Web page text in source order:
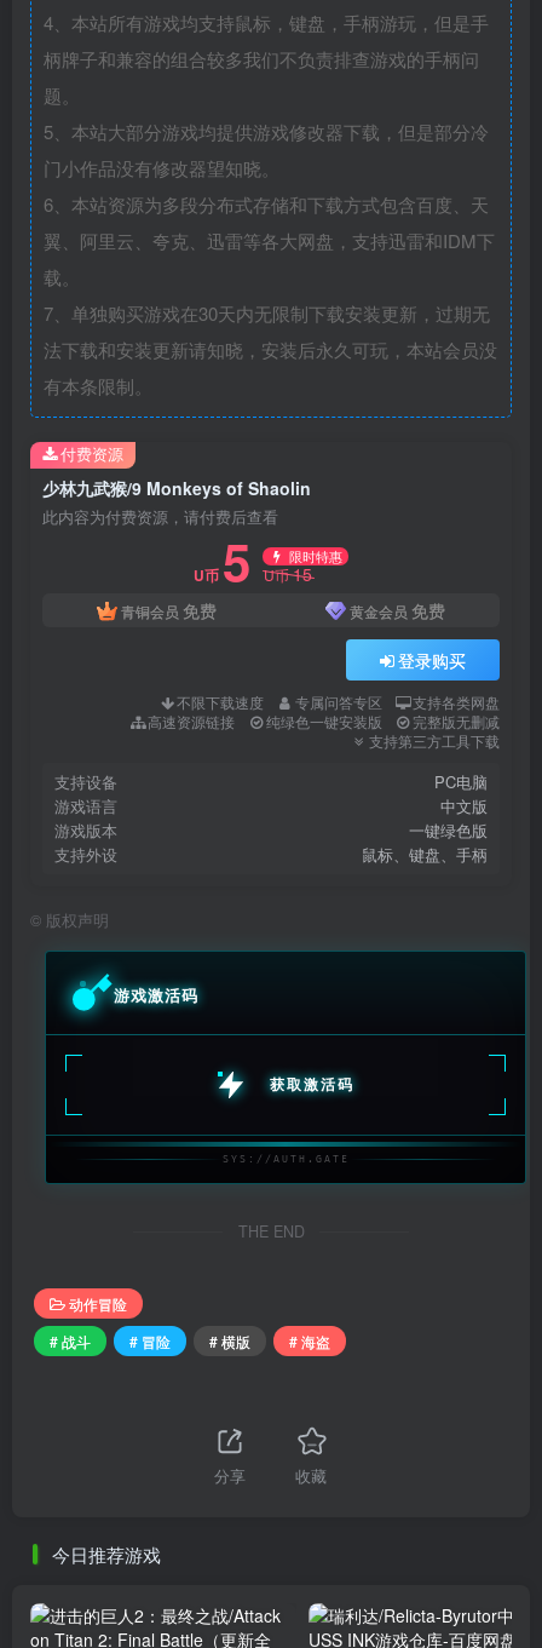
4、本站所有游戏均支持鼠标，键盘，手柄游玩，但是手
柄牌子和兼容的组合较多我们不负责排查游戏的手柄问
题。
5、本站大部分游戏均提供游戏修改器下载，但是部分冷
门小作品没有修改器望知晓。
6、本站资源为多段分布式存储和下载方式包含百度、天
翼、阿里云、夸克、迅雷等各大网盘，支持迅雷和IDM下
载。
7、单独购买游戏在30天内无限制下载安装更新，过期无
法下载和安装更新请知晓，安装后永久可玩，本站会员没
有本条限制。
少林九武猴/9 Monkeys of Shaolin
此内容为付费资源，请付费后查看
U币 5 限时特惠
U币15
青铜会员 免费 黄金会员 免费
登录购买
不限下载速度 专属问答专区
支持各类网盘
高速资源链接
纯绿色一键安装版
完整版无删减
支持第三方工具下载
支持设备
PC电脑
游戏语言
中文版
游戏版本
一键绿色版
支持外设
鼠标、键盘、手柄
付费资源
© 版权声明
游戏激活码
获取激活码
SYS://AUTH.GATE
THE END
动作冒险
# 战斗
# 冒险 # 横版 # 海盗
分享 收藏
今日推荐游戏